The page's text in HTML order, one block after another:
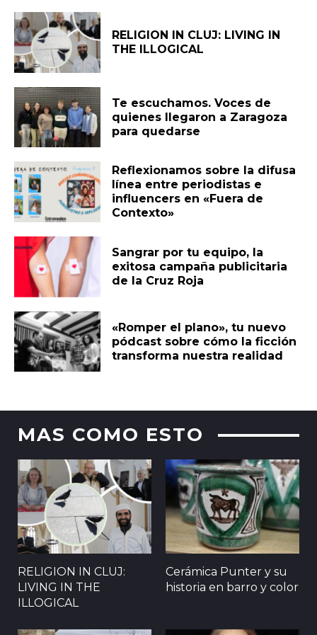
RELIGION IN CLUJ: LIVING IN
THE ILLOGICAL
Te escuchamos. Voces de
quienes llegaron a Zaragoza
para quedarse
Reflexionamos sobre la difusa
línea entre periodistas e
influencers en «Fuera de
Contexto»
Sangrar por tu equipo, la
exitosa campaña publicitaria
de la Cruz Roja
«Romper el plano», tu nuevo
pódcast sobre cómo la ficción
transforma nuestra realidad
MAS COMO ESTO
RELIGION IN CLUJ:
LIVING IN THE
ILLOGICAL
Cerámica Punter y su
historia en barro y color